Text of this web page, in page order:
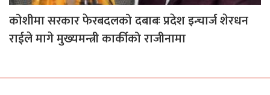
कोशीमा सरकार फेरबदलको दबाबः प्रदेश इन्चार्ज शेरधन
राईले मागे मुख्यमन्त्री कार्कीको राजीनामा